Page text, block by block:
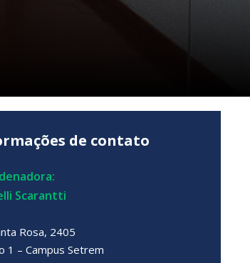
de contato
Scarantti
Rosa, 2405
1 – Campus Setrem